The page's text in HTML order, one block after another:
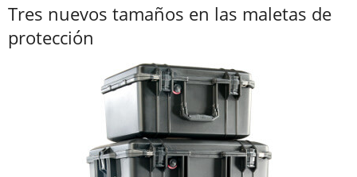
Tres nuevos tamaños en las maletas de
protección